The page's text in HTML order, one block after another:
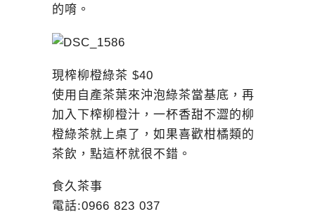
的唷。
現榨柳橙綠茶 $40
使用自產茶葉來沖泡綠茶當基底，再
加入下榨柳橙汁，一杯香甜不澀的柳
橙綠茶就上桌了，如果喜歡柑橘類的
茶飲，點這杯就很不錯。
食久茶事
電話:0966 823 037